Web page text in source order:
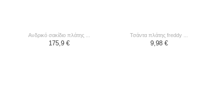
ανδρικό σακίδιο πλάτης ...
175,9 €
τσάντα πλάτης freddy ...
9,98 €